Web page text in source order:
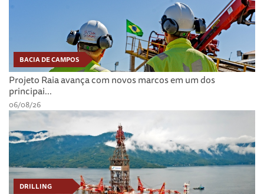
BACIA DE CAMPOS
Projeto Raia avança com novos marcos em um dos
principai...
06/08/26
DRILLING